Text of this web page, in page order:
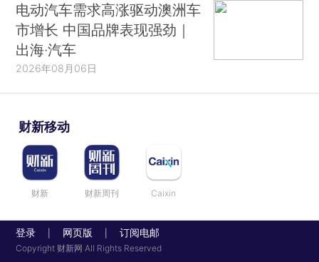
电动汽车需求高涨驱动澳洲车
市增长 中国品牌表现强劲｜
出海·汽车
2026年08月06日
财新移动
财新 财新周刊 Caixin
登录 网页版 订阅电邮
Copyright 财新网 All Rights Reserved